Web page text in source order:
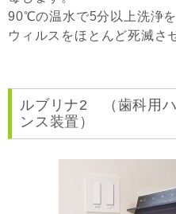
90℃の温水で5分以上洗浄
ウィルスをほとんど死滅さ
ルブリナ2 （歯科用
ンス装置）